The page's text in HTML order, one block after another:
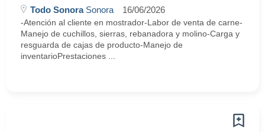
Todo SonoraSonora 16/06/2026
-Atención al cliente en mostrador-Labor de venta de carne-
Manejo de cuchillos, sierras, rebanadora y molino-Carga y
resguarda de cajas de producto-Manejo de
inventarioPrestaciones ...